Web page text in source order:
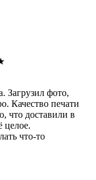
Загрузил фото,
Качество печати
что доставили в
целое.
что-то